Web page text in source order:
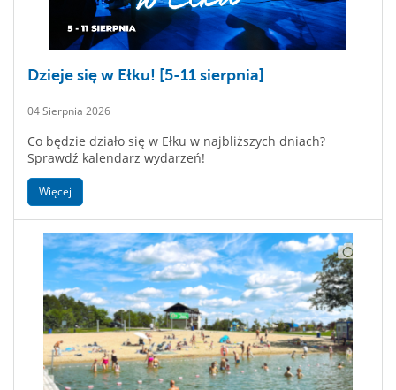
Dzieje się w Ełku! [5-11 sierpnia]
04 Sierpnia 2026
Co będzie działo się w Ełku w najbliższych dniach?
Sprawdź kalendarz wydarzeń!
Więcej